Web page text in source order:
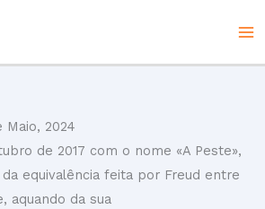
Maio, 2024
de 2017 com o nome «A Peste»,
equivalência feita por Freud entre
aquando da sua